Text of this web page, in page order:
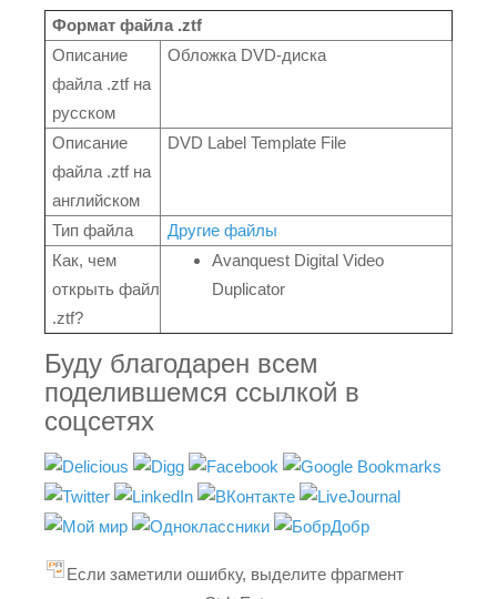
Формат файла .ztf
Описание
файла .ztf на
русском
Обложка DVD-диска
Описание
файла .ztf на
английском
DVD Label Template File
Тип файла
Другие файлы
Как, чем
открыть файл
.ztf?
Avanquest Digital Video
Duplicator
Буду благодарен всем
поделившемся ссылкой в
соцсетях
Если заметили ошибку, выделите фрагмент